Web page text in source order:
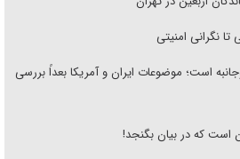
تا نگرانی امنیتی
است؛ موضوعات ایران و آمریکا بعداً بررسی
است که در بیان بگنجد!